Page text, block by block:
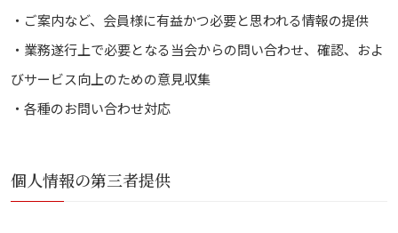
・ご案内など、会員様に有益かつ必要と思われる情報の提供
・業務遂行上で必要となる当会からの問い合わせ、確認、およ
びサービス向上のための意見収集
・各種のお問い合わせ対応
個人情報の第三者提供